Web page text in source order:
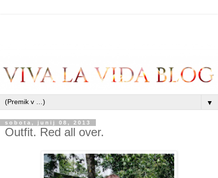
▼
sobota, junij 08, 2013
Outfit. Red all over.